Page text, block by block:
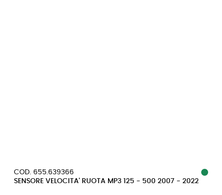
COD. 655.639366
SENSORE VELOCITA' RUOTA MP3 125 - 500 2007 - 2022